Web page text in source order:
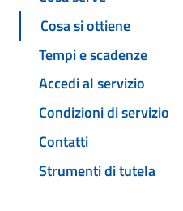
Cosa si ottiene
Tempi e scadenze
Accedi al servizio
Condizioni di servizio
Contatti
Strumenti di tutela